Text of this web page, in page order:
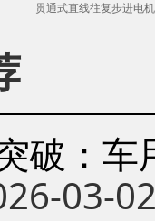
贯通式直线往复步进电
破：
03-